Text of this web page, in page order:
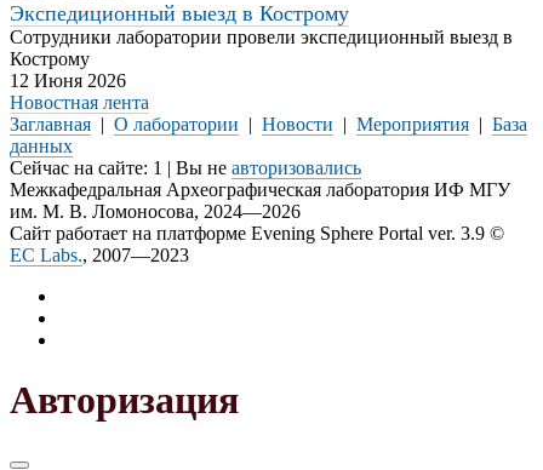
Экспедиционный выезд в Кострому
Сотрудники лаборатории провели экспедиционный выезд в
Кострому
12 Июня 2026
Новостная лента
Заглавная | О лаборатории | Новости | Мероприятия | База
данных
Сейчас на сайте: 1 | Вы не авторизовались
Межкафедральная Археографическая лаборатория ИФ МГУ
им. М. В. Ломоносова, 2024—2026
Сайт работает на платформе Evening Sphere Portal ver. 3.9 ©
EC Labs., 2007—2023
Авторизация